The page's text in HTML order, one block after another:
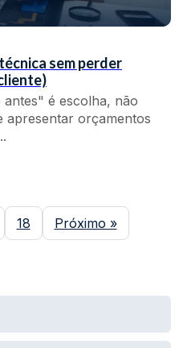
sem perder
é escolha, não
apresentar orçamentos
18 Próximo »